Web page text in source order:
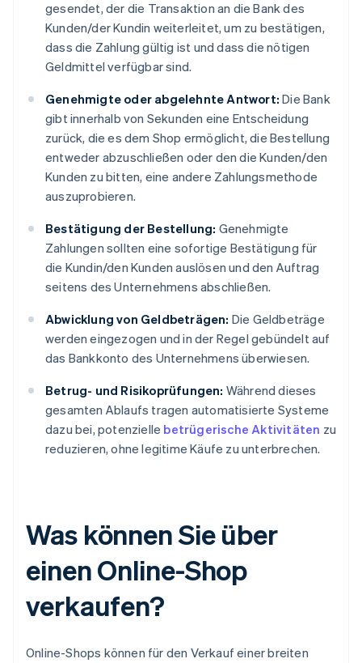
gesendet, der die Transaktion an die Bank des
Kunden/der Kundin weiterleitet, um zu bestätigen,
dass die Zahlung gültig ist und dass die nötigen
Geldmittel verfügbar sind.
Genehmigte oder abgelehnte Antwort: Die Bank
gibt innerhalb von Sekunden eine Entscheidung
zurück, die es dem Shop ermöglicht, die Bestellung
entweder abzuschließen oder den die Kunden/den
Kunden zu bitten, eine andere Zahlungsmethode
auszuprobieren.
Bestätigung der Bestellung: Genehmigte
Zahlungen sollten eine sofortige Bestätigung für
die Kundin/den Kunden auslösen und den Auftrag
seitens des Unternehmens abschließen.
Abwicklung von Geldbeträgen: Die Geldbeträge
werden eingezogen und in der Regel gebündelt auf
das Bankkonto des Unternehmens überwiesen.
Betrug- und Risikoprüfungen: Während dieses
gesamten Ablaufs tragen automatisierte Systeme
dazu bei, potenzielle betrügerische Aktivitäten zu
reduzieren, ohne legitime Käufe zu unterbrechen.
Was können Sie über
einen Online-Shop
verkaufen?
Online-Shops können für den Verkauf einer breiten